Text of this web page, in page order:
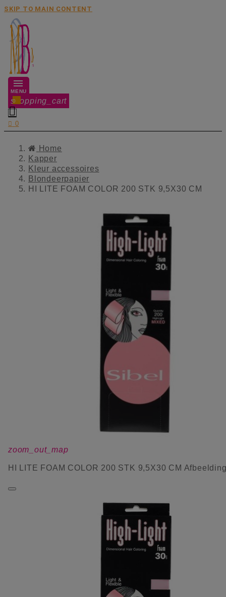
SKIP TO MAIN CONTENT
MENU
shopping_cart
0

 0
Home
Kapper
Kleur accessoires
Blondeerpapier
HI LITE FOAM COLOR 200 STK 9,5X30 CM
zoom_out_map
HI LITE FOAM COLOR 200 STK 9,5X30 CM